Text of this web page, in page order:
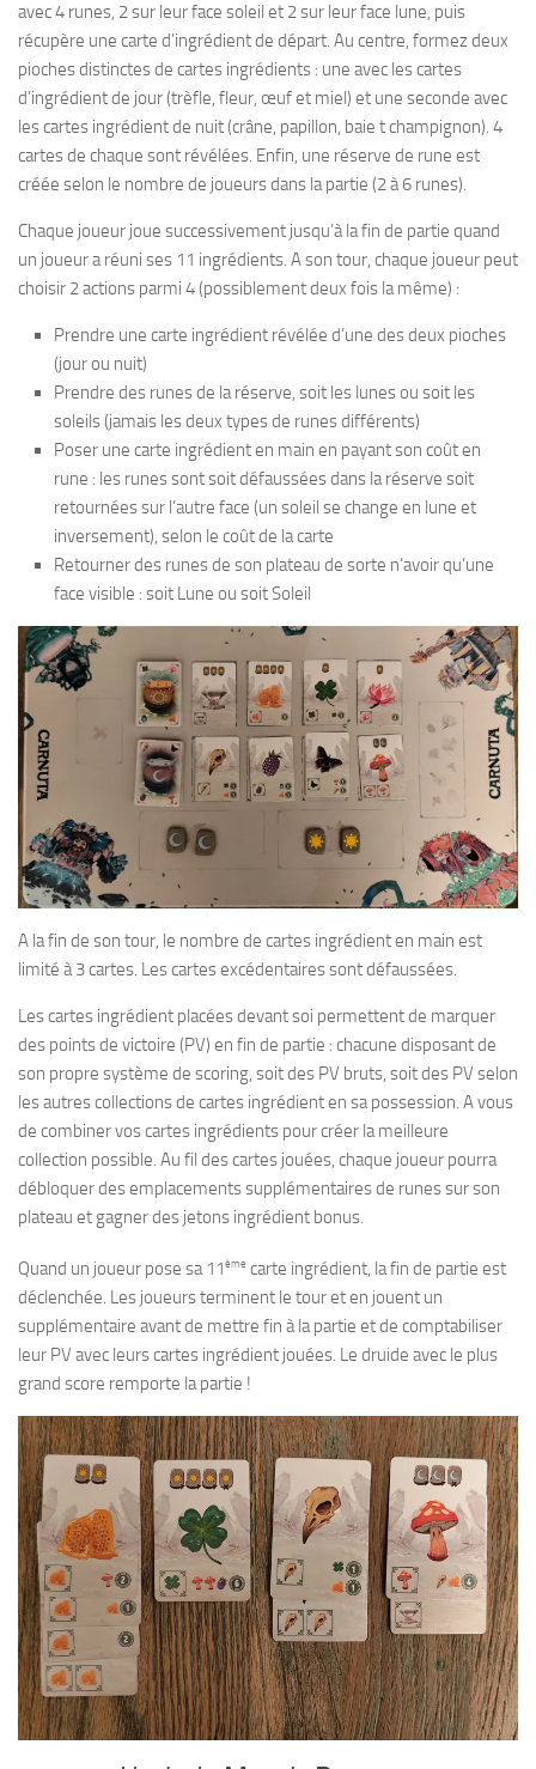
avec 4 runes, 2 sur leur face soleil et 2 sur leur face lune, puis
récupère une carte d’ingrédient de départ. Au centre, formez deux
pioches distinctes de cartes ingrédients : une avec les cartes
d’ingrédient de jour (trèfle, fleur, œuf et miel) et une seconde avec
les cartes ingrédient de nuit (crâne, papillon, baie t champignon). 4
cartes de chaque sont révélées. Enfin, une réserve de rune est
créée selon le nombre de joueurs dans la partie (2 à 6 runes).
Chaque joueur joue successivement jusqu’à la fin de partie quand
un joueur a réuni ses 11 ingrédients. A son tour, chaque joueur peut
choisir 2 actions parmi 4 (possiblement deux fois la même) :
Prendre une carte ingrédient révélée d’une des deux pioches
(jour ou nuit)
Prendre des runes de la réserve, soit les lunes ou soit les
soleils (jamais les deux types de runes différents)
Poser une carte ingrédient en main en payant son coût en
rune : les runes sont soit défaussées dans la réserve soit
retournées sur l’autre face (un soleil se change en lune et
inversement), selon le coût de la carte
Retourner des runes de son plateau de sorte n’avoir qu’une
face visible : soit Lune ou soit Soleil
A la fin de son tour, le nombre de cartes ingrédient en main est
limité à 3 cartes. Les cartes excédentaires sont défaussées.
Les cartes ingrédient placées devant soi permettent de marquer
des points de victoire (PV) en fin de partie : chacune disposant de
son propre système de scoring, soit des PV bruts, soit des PV selon
les autres collections de cartes ingrédient en sa possession. A vous
de combiner vos cartes ingrédients pour créer la meilleure
collection possible. Au fil des cartes jouées, chaque joueur pourra
débloquer des emplacements supplémentaires de runes sur son
plateau et gagner des jetons ingrédient bonus.
Quand un joueur pose sa 11ème carte ingrédient, la fin de partie est
déclenchée. Les joueurs terminent le tour et en jouent un
supplémentaire avant de mettre fin à la partie et de comptabiliser
leur PV avec leurs cartes ingrédient jouées. Le druide avec le plus
grand score remporte la partie !